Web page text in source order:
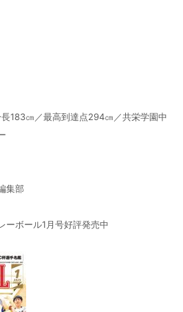
183㎝／最高到達点294㎝／共栄学園中
集部
ーボール1月号好評発売中